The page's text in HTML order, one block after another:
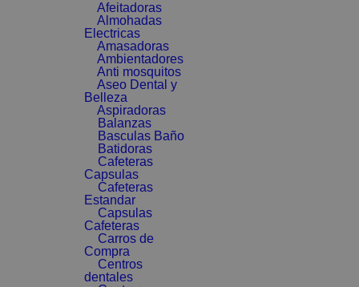
Afeitadoras
Almohadas
Electricas
Amasadoras
Ambientadores
Anti mosquitos
Aseo Dental y
Belleza
Aspiradoras
Balanzas
Basculas Baño
Batidoras
Cafeteras
Capsulas
Cafeteras
Estandar
Capsulas
Cafeteras
Carros de
Compra
Centros
dentales